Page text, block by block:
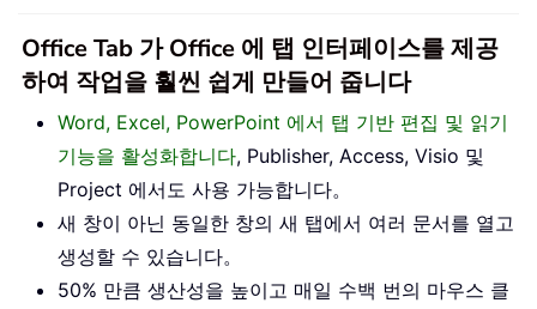
Office Tab 가 Office 에 탭 인터페이스를 제공
하여 작업을 훨씬 쉽게 만들어 줍니다
Word, Excel, PowerPoint 에서 탭 기반 편집 및 읽기
기능을 활성화합니다, Publisher, Access, Visio 및
Project 에서도 사용 가능합니다。
새 창이 아닌 동일한 창의 새 탭에서 여러 문서를 열고
생성할 수 있습니다。
50% 만큼 생산성을 높이고 매일 수백 번의 마우스 클